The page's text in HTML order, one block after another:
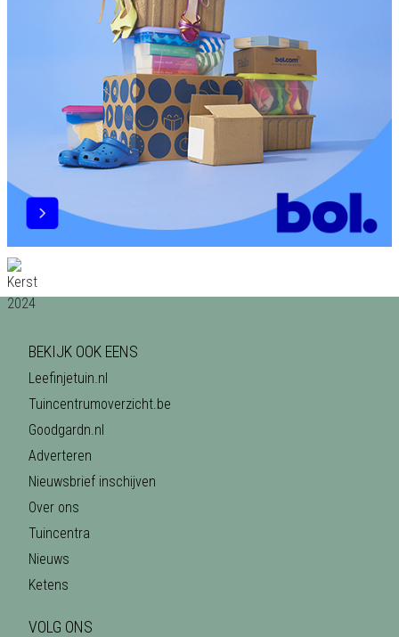
BEKIJK OOK EENS
Leefinjetuin.nl
Tuincentrumoverzicht.be
Goodgardn.nl
Adverteren
Nieuwsbrief inschijven
Over ons
Tuincentra
Nieuws
Ketens
VOLG ONS